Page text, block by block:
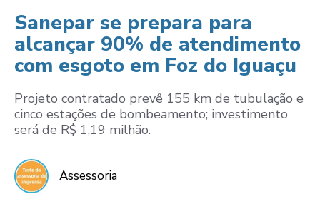
Sanepar se prepara para
alcançar 90% de atendimento
com esgoto em Foz do Iguaçu
Projeto contratado prevê 155 km de tubulação e
cinco estações de bombeamento; investimento
será de R$ 1,19 milhão.
Assessoria